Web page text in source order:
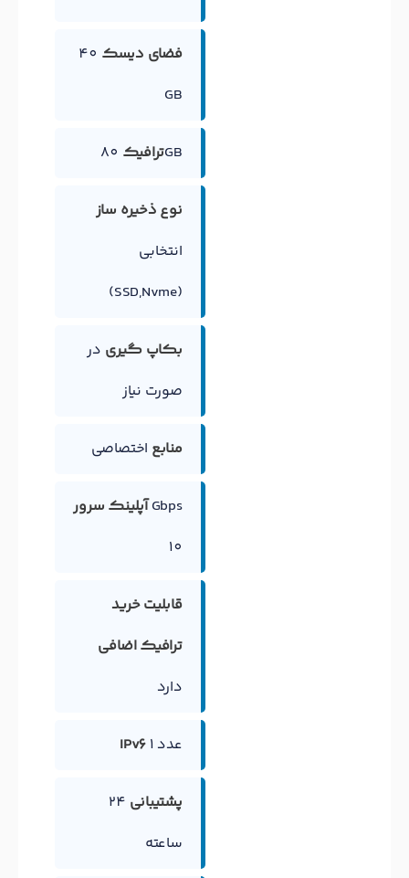
فضای دیسک 40
GB
ترافیک80GB
نوع ذخیره ساز
انتخابی
(SSD,Nvme)
بکاپ گیری در
صورت نیاز
منابع اختصاصی
آپلینک سرور Gbps
10
قابلیت خرید
ترافیک اضافی
دارد
IPv6 1 عدد
پشتیبانی 24
ساعته